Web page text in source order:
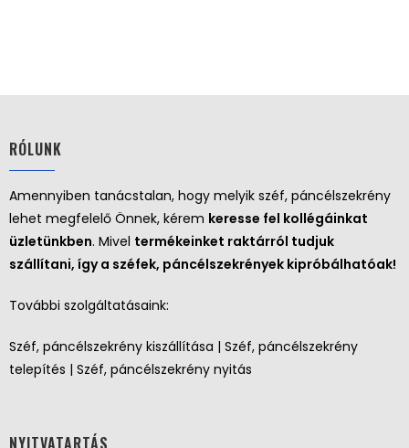
RÓLUNK
Amennyiben tanácstalan, hogy melyik széf, páncélszekrény
lehet megfelelő Önnek, kérem keresse fel kollégáinkat
üzletünkben. Mivel termékeinket raktárról tudjuk
szállítani, így a széfek, páncélszekrények kipróbálhatóak!
További szolgáltatásaink:
Széf, páncélszekrény kiszállítása | Széf, páncélszekrény
telepítés | Széf, páncélszekrény nyitás
NYITVATARTÁS